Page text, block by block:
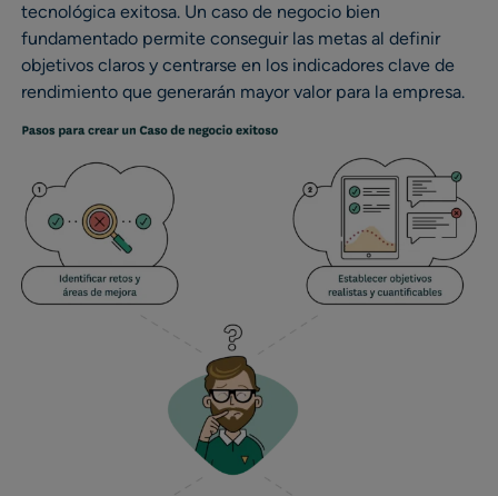
tecnológica exitosa. Un caso de negocio bien
fundamentado permite conseguir las metas al definir
objetivos claros y centrarse en los indicadores clave de
rendimiento que generarán mayor valor para la empresa.